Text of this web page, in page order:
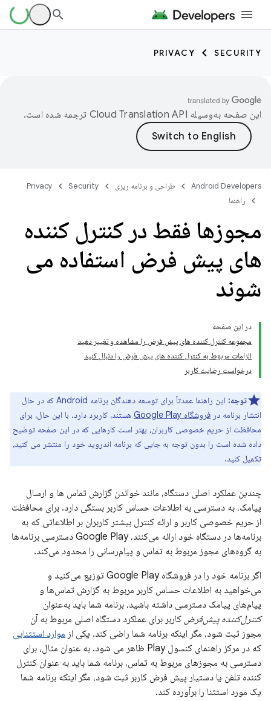
SECURITY
PRIVACY
این صفحه به‌وسیله ترجمه شده است.
Android Developers طراحی و برنامه ریزی Security
Privacy
راهنما
مجوزها فقط در کنترل کننده
های پیش فرض استفاده می
شوند
در این صفحه
مجموعه کنترل کننده های پیش فرض را مشاهده و تغییر دهید
الزامات مربوط به کنترل کننده های پیش فرض را دنبال کنید
درخواست رضایت کاربر
توجه:
این راهنما عمدتاً برای توسعه دهندگان برنامه Android که در حال
انتشار برنامه در فروشگاه Google Play
هستند، کاربرد دارد. با این حال، برای
محافظت از حریم خصوصی کاربران، بهتر است کارهایی که در این صفحه توضیح
داده شده است را بدون توجه به جایی که برنامه اندروید خود را منتشر می کنید،
تکمیل کنید.
چندین عملکرد اصلی دستگاه، مانند خواندن گزارش تماس ها و ارسال
پیامک، به دسترسی به اطلاعات حساس کاربر بستگی دارد. برای محافظت
از حریم خصوصی کاربر و ارائه کنترل بیشتر کاربران بر اطلاعاتی که به
برنامه‌ها در دستگاه خود ارائه می‌کنند، Google Play دسترسی برنامه‌ها
به گروه‌های مجوز مربوط به تماس و پیام‌رسانی را محدود می‌کند.
اگر برنامه خود را در فروشگاه Google Play توزیع می‌کنید و
می‌خواهید به اطلاعات حساس کاربر مربوط به گزارش تماس‌ها و
پیام‌های پیامک دسترسی داشته باشید، برنامه شما باید به‌عنوان
کنترل‌کننده پیش‌فرض کاربر برای عملکرد دستگاه اصلی مربوط به آن
مجوز ثبت شود، مگر اینکه برنامه شما راضی کند. یکی از موارد استثنایی
که در مرکز راهنمای کنسول Play ظاهر می شود. به عنوان مثال، برای
دسترسی به مجوزهای مربوط به تماس، برنامه شما باید به عنوان کنترل
کننده تلفن یا دستیار پیش فرض کاربر ثبت شود، مگر اینکه برنامه شما
یک مورد استثنا را برآورده کند.